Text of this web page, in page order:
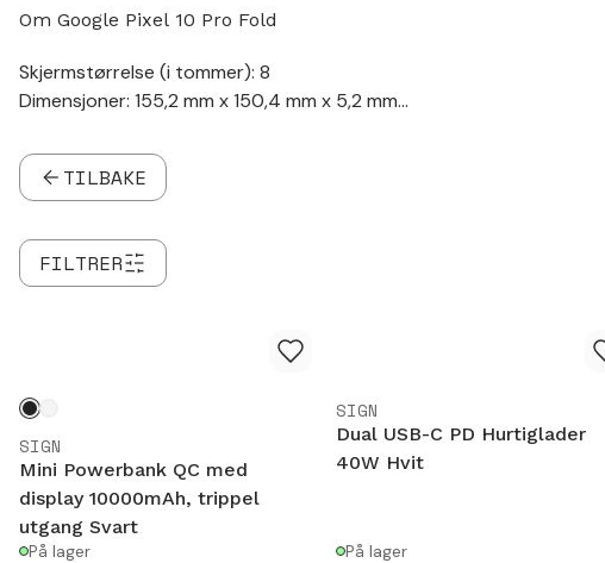
Om Google Pixel 10 Pro Fold
Skjermstørrelse (i tommer): 8
Dimensjoner: 155,2 mm x 150,4 mm x 5,2 mm
Trådløs lading: Ja
Hodetelefonkontakt: Nei
TILBAKE
FILTRER
SIGN
Mini Powerbank QC med
display 10000mAh, trippel
utgang Svart
På lager
SIGN
Dual USB-C PD Hurtiglader
40W Hvit
På lager